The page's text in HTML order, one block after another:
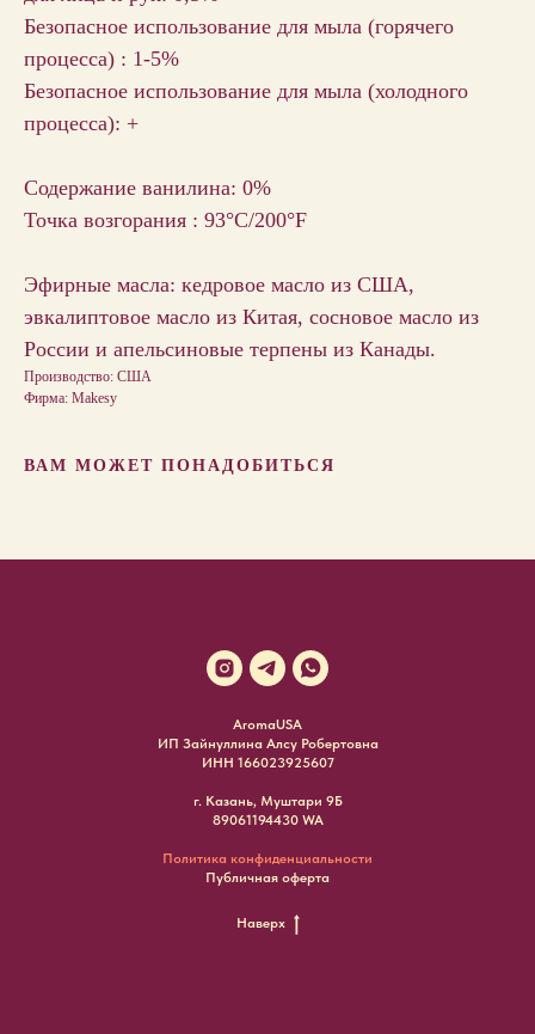
Безопасное использование для мыла (горячего
процесса) : 1-5%
Безопасное использование для мыла (холодного
процесса): +
Содержание ванилина: 0%
Точка возгорания : 93°C/200°F
Эфирные масла: кедровое масло из США,
эвкалиптовое масло из Китая, сосновое масло из
России и апельсиновые терпены из Канады.
Производство: США
Фирма: Makesy
ВАМ МОЖЕТ ПОНАДОБИТЬСЯ
AromaUSA
ИП Зайнуллина Алсу Робертовна
ИНН 166023925607
г. Казань, Муштари 9Б
89061194430 WA
Политика конфиденциальности
Публичная оферта
Наверх